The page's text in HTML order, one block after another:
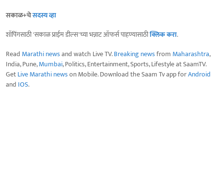
सकाळ+चेसदस्य व्हा
शॉपिंगसाठी 'सकाळ प्राईम डील्स'च्या भन्नाट ऑफर्स पाहण्यासाठीक्लिक करा.
Read Marathi newsand watch Live TV.Breaking newsfrom Maharashtra,
India, Pune,Mumbai, Politics, Entertainment, Sports, Lifestyle at SaamTV.
GetLive Marathi newson Mobile. Download the Saam Tv app forAndroid
and IOS.